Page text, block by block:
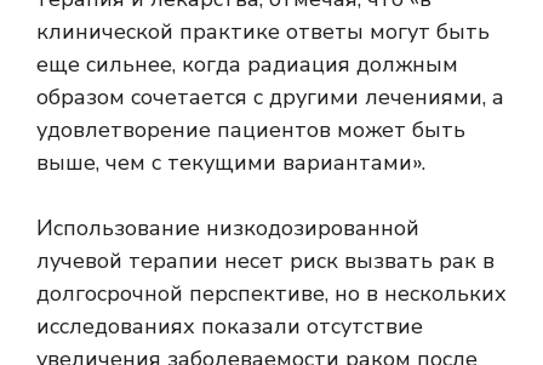
клинической практике ответы могут быть
еще сильнее, когда радиация должным
образом сочетается с другими лечениями, а
удовлетворение пациентов может быть
выше, чем с текущими вариантами».
Использование низкодозированной
лучевой терапии несет риск вызвать рак в
долгосрочной перспективе, но в нескольких
исследованиях показали отсутствие